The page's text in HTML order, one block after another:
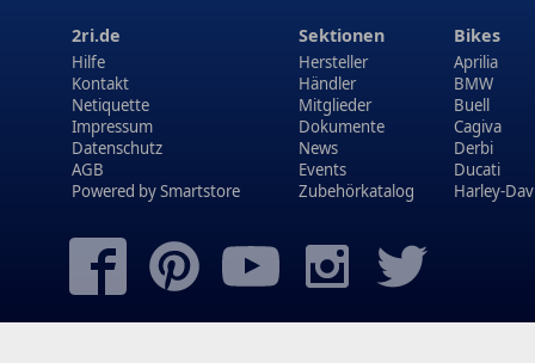
2ri.de
Hilfe
Kontakt
Netiquette
Impressum
Datenschutz
AGB
Powered bySmartstore
Sektionen
Hersteller
Händler
Mitglieder
Dokumente
News
Events
Zubehörkatalog
Bikes
Aprilia
BMW
Buell
Cagiva
Derbi
Ducati
Harley-